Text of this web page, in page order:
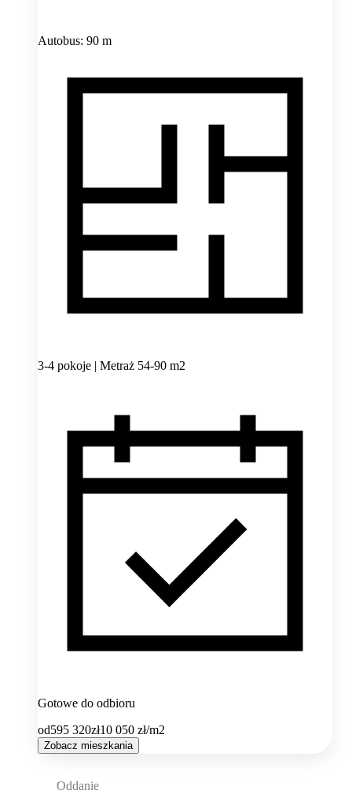
Autobus: 90 m
3-4 pokoje | Metraż 54-90 m2
Gotowe do odbioru
od595 320zł10 050 zł/m2
Zobacz mieszkania
Oddanie